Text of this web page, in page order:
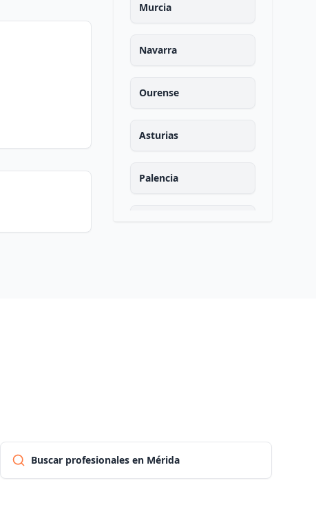
Murcia
Navarra
Ourense
Asturias
Palencia
Sevilla
Buscar profesionales en Mérida